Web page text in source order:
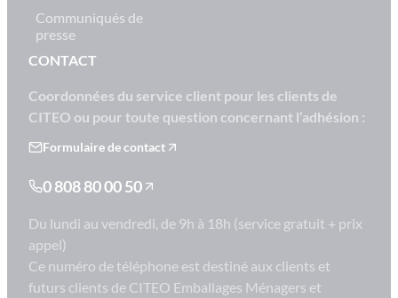
Communiqués de
presse
CONTACT
Coordonnées du service client pour les clients de
CITEO ou pour toute question concernant l’adhésion :
Formulaire de contact
0 808 80 00 50
Du lundi au vendredi, de 9h à 18h (service gratuit + prix
appel)
Ce numéro de téléphone est destiné aux clients et
futurs clients de CITEO Emballages Ménagers et